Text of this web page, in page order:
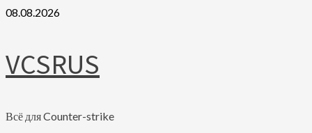
Skip
08.08.2026
VCSRUS
Всё для Counter-strike